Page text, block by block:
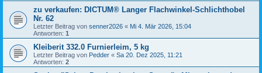
zu verkaufen: DICTUM® Langer Flachwinkel-Schlichthobel
Nr. 62
Letzter Beitrag von senner2026 « Mi 4. Mär 2026, 15:04
Antworten: 1
Kleiberit 332.0 Furnierleim, 5 kg
Letzter Beitrag von Pedder « Sa 20. Dez 2025, 11:21
Antworten: 2